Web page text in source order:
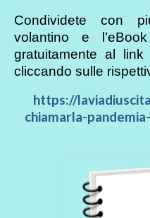
Condividete con
volantino e
gratuitamente al
cliccando sulle
https://
chiamarla-